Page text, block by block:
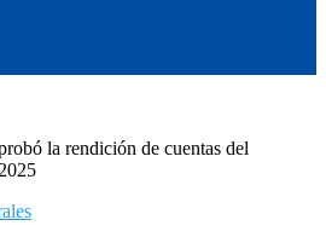
la rendición de cuentas del